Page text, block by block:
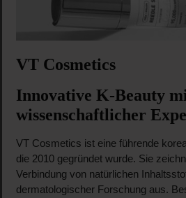
VT Cosmetics
Innovative K-Beauty
wissenschaftlicher
VT Cosmetics ist eine führende
die 2010 gegründet wurde. Sie
Verbindung von natürlichen
dermatologischer Forschung aus.